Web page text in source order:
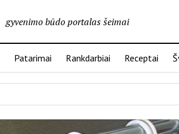
gyvenimo būdo portalas šeimai
Patarimai Rankdarbiai Receptai